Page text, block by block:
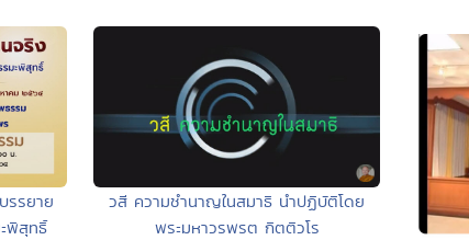
รรยาย
พิสุทธิ์
วสี ความชำนาญในสมาธิ นำปฏิบัติโดย
พระมหาวรพรต กิตติวโร